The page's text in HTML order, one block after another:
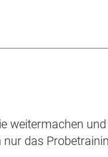
weitermachen
das